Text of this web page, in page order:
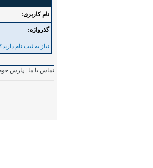
نام کاربری:
گذرواژه‌:
نیاز به ثبت نام دارید؟
تماس با ما پارس